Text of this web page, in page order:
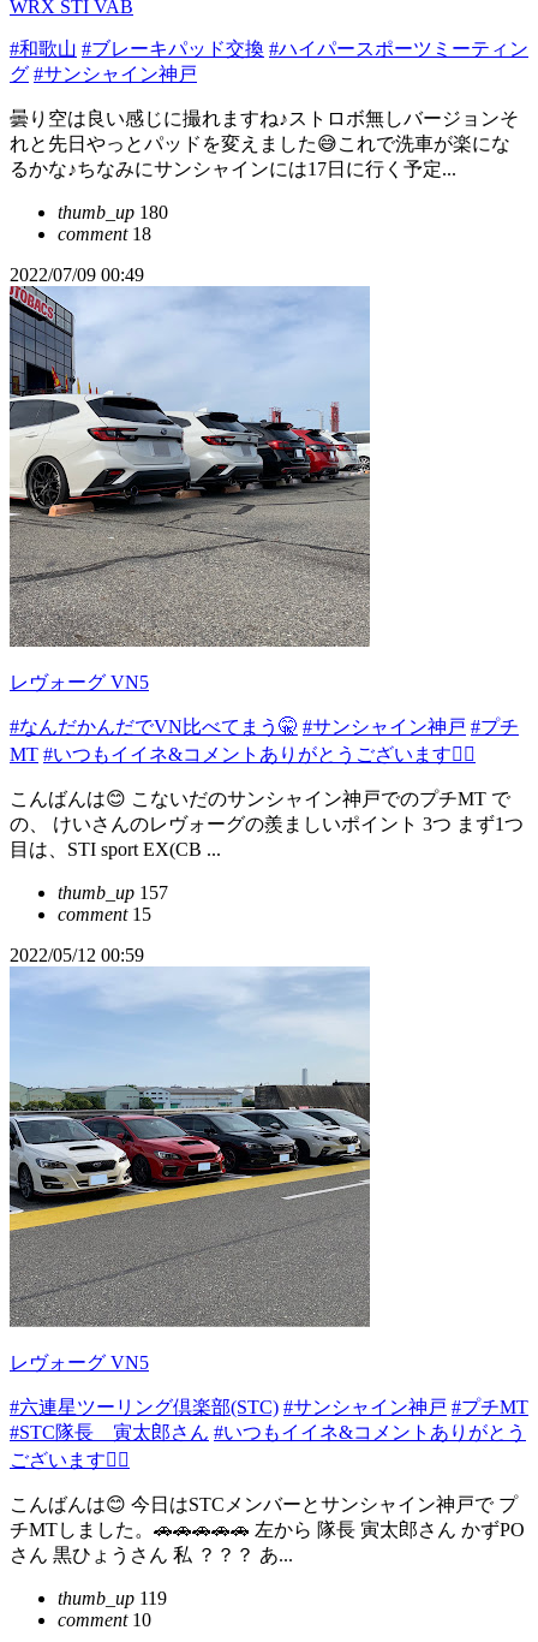
WRX STI VAB
#和歌山 #ブレーキパッド交換 #ハイパースポーツミーティン
グ #サンシャイン神戸
曇り空は良い感じに撮れますね♪ストロボ無しバージョンそ
れと先日やっとパッドを変えました😅これで洗車が楽にな
るかな♪ちなみにサンシャインには17日に行く予定...
thumb_up 180
comment18
2022/07/09 00:49
レヴォーグ VN5
#なんだかんだでVN比べてまう🤫 #サンシャイン神戸 #プチ
MT #いつもイイネ&コメントありがとうございます🙇‍♂️
こんばんは😊 こないだのサンシャイン神戸でのプチMT で
の、 けいさんのレヴォーグの羨ましいポイント 3つ まず1つ
目は、STI sport EX(CB ...
thumb_up 157
comment15
2022/05/12 00:59
レヴォーグ VN5
#六連星ツーリング倶楽部(STC) #サンシャイン神戸 #プチMT
#STC隊長 寅太郎さん #いつもイイネ&コメントありがとう
ございます🙇‍♂️
こんばんは😊 今日はSTCメンバーとサンシャイン神戸で プ
チMTしました。🚗🚗🚗🚗🚗 左から 隊長 寅太郎さん かずPO
さん 黒ひょうさん 私 ？？？ あ...
thumb_up 119
comment10